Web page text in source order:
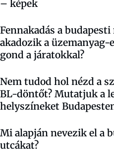
– képek
Fennakadás a
akadozik a üzemanyag-
gond a járatokkal?
Nem tudod hol nézd a
BL-döntőt? Mutatjuk a
helyszíneket
Mi alapján nevezik el a
utcákat?